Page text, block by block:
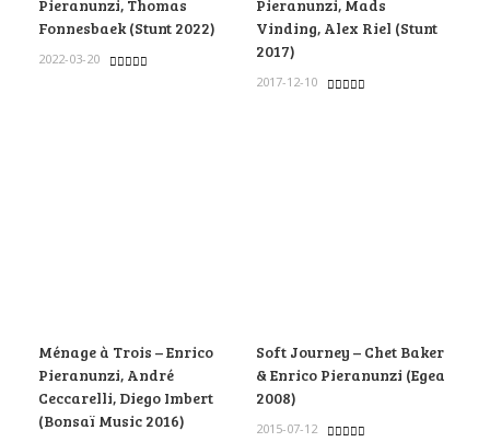
Pieranunzi, Thomas
Fonnesbaek (Stunt 2022)
2022-03-20
Pieranunzi, Mads
Vinding, Alex Riel (Stunt
2017)
2017-12-10
Ménage à Trois – Enrico
Pieranunzi, André
Ceccarelli, Diego Imbert
(Bonsaï Music 2016)
Soft Journey – Chet Baker
& Enrico Pieranunzi (Egea
2008)
2015-07-12